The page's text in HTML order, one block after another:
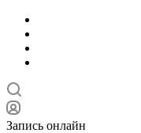
Запись онлайн